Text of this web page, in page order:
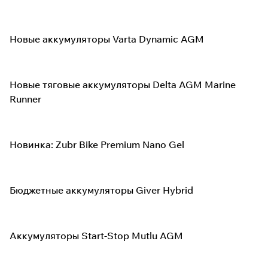
Новые аккумуляторы Varta Dynamic AGM
Новые тяговые аккумуляторы Delta AGM Marine
Runner
Новинка: Zubr Bike Premium Nano Gel
Бюджетные аккумуляторы Giver Hybrid
Аккумуляторы Start-Stop Mutlu AGM